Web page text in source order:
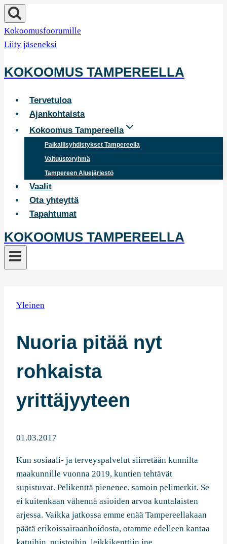
Siirry
sisältöön
Kokoomusfoorumille
Liity jäseneksi
KOKOOMUS TAMPEREELLA
Tervetuloa
Ajankohtaista
Kokoomus Tampereella
Paikallisyhdistykset Tampereella
Valtuustoryhmä
Tampereen Aluejärjestö
Vaalit
Ota yhteyttä
Tapahtumat
KOKOOMUS TAMPEREELLA
Yleinen
Nuoria pitää nyt
rohkaista
yrittäjyyteen
01.03.2017
Kun sosiaali- ja terveyspalvelut siirretään kunnilta
maakunnille vuonna 2019, kuntien tehtävät
supistuvat. Pelikenttä pienenee, samoin pelimerkit. Se
ei kuitenkaan vähennä asioiden arvoa kuntalaisten
arjessa. Vaikka jatkossa emme enää Tampereellakaan
päätä erikoissairaanhoidosta, otamme edelleen kantaa